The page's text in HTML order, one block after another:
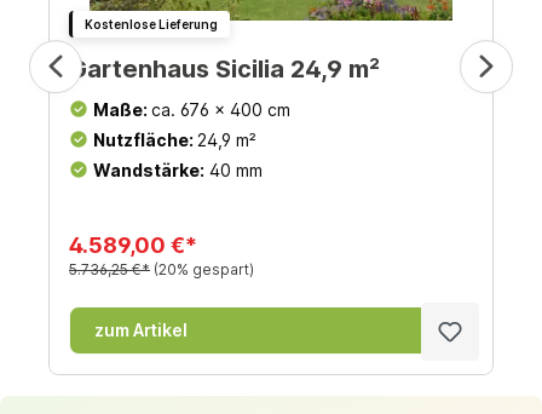
Kostenlose Lieferung
Gartenhaus Sicilia 24,9 m²
Maße: ca. 676 x 400 cm
Nutzfläche: 24,9 m²
Wandstärke: 40 mm
4.589,00 €*
5.736,25 €* (20% gespart)
zum Artikel